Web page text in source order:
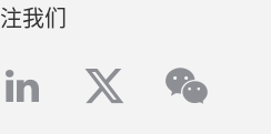
我们
linkedintwitter